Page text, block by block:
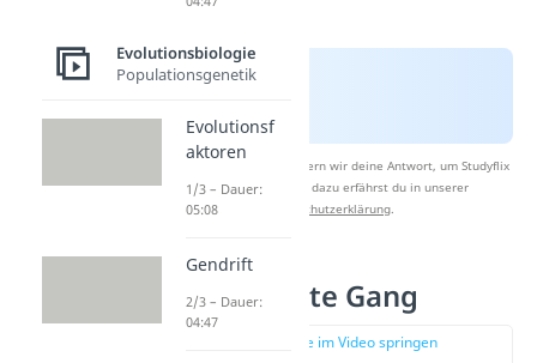
Nach Beantwortung speichern wir deine Antwort, um Studyflix
zu verbessern. Mehr dazu erfährst du in unserer
Datenschutzerklärung.
Der aufrechte Gang
zur Stelle im Video springen
Evolutionsbiologie
Populationsgenetik
Evolutionsf
aktoren
1/3 – Dauer:
05:08
Gendrift
2/3 – Dauer:
04:47